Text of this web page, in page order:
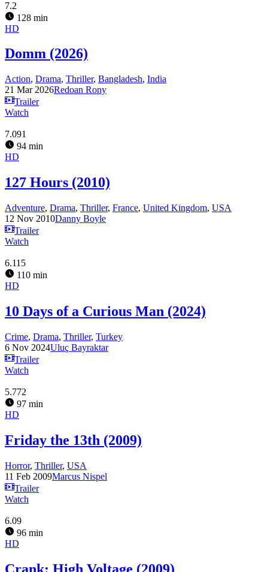
7.2
128 min
HD
Domm (2026)
Action, Drama, Thriller, Bangladesh, India
21 Mar 2026Redoan Rony
Trailer
Watch
7.091
94 min
HD
127 Hours (2010)
Adventure, Drama, Thriller, France, United Kingdom, USA
12 Nov 2010Danny Boyle
Trailer
Watch
6.115
110 min
HD
10 Days of a Curious Man (2024)
Crime, Drama, Thriller, Turkey
6 Nov 2024Uluç Bayraktar
Trailer
Watch
5.772
97 min
HD
Friday the 13th (2009)
Horror, Thriller, USA
11 Feb 2009Marcus Nispel
Trailer
Watch
6.09
96 min
HD
Crank: High Voltage (2009)